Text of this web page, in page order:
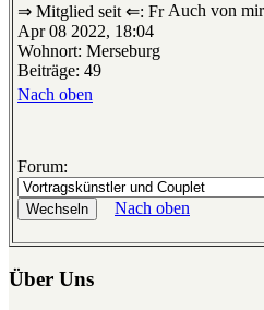
⇒ Mitglied seit ⇐: Fr
Apr 08 2022, 18:04
Wohnort: Merseburg
Beiträge: 49
Auch von
Nach oben
Forum:
Nach oben
Über Uns